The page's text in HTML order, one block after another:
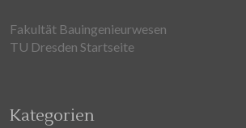
Fakultät Bauingenieurwesen
TU Dresden Startseite
Kategorien